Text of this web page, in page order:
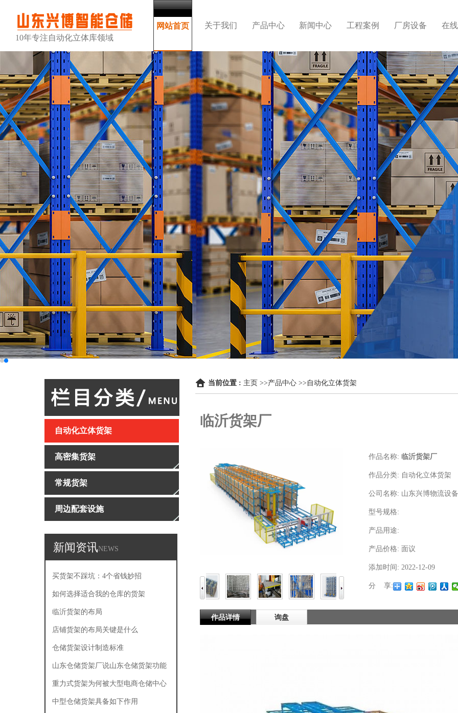
10年专注自动化立体库领域
网站首页 关于我们 产品中心 新闻中心 工程案例 厂房设备 在
自动化立体货架
高密集货架
常规货架
周边配套设施
新闻资讯NEWS
买货架不踩坑：4个省钱妙招
如何选择适合我的仓库的货架
临沂货架的布局
店铺货架的布局关键是什么
仓储货架设计制造标准
山东仓储货架厂说山东仓储货架功能
有哪些
重力式货架为何被大型电商仓储中心
使用
中型仓储货架具备如下作用
当前位置 : 主页 >>产品中心 >> 自动化立体货架
临沂货架厂
作品名称: 临沂货架厂
作品分类: 自动化立体货架
公司名称: 山东兴博物流设
型号规格:
产品用途:
产品价格: 面议
添加时间: 2022-12-09
分 享:
作品详情 询盘